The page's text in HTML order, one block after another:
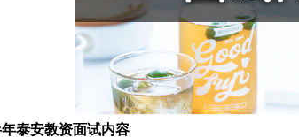
泰安教资面试内容